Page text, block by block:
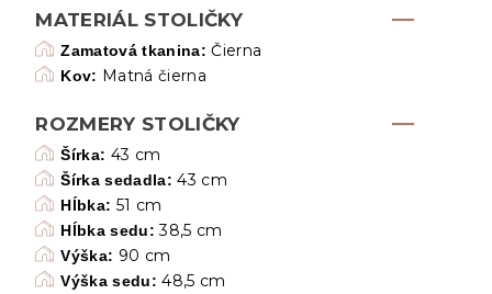
MATERIÁL STOLIČKY
Zamatová tkanina: Čierna
Kov: Matná čierna
ROZMERY STOLIČKY
Šírka: 43 cm
Šírka sedadla: 43 cm
Hĺbka: 51 cm
Hĺbka sedu: 38,5 cm
Výška: 90 cm
Výška sedu: 48,5 cm